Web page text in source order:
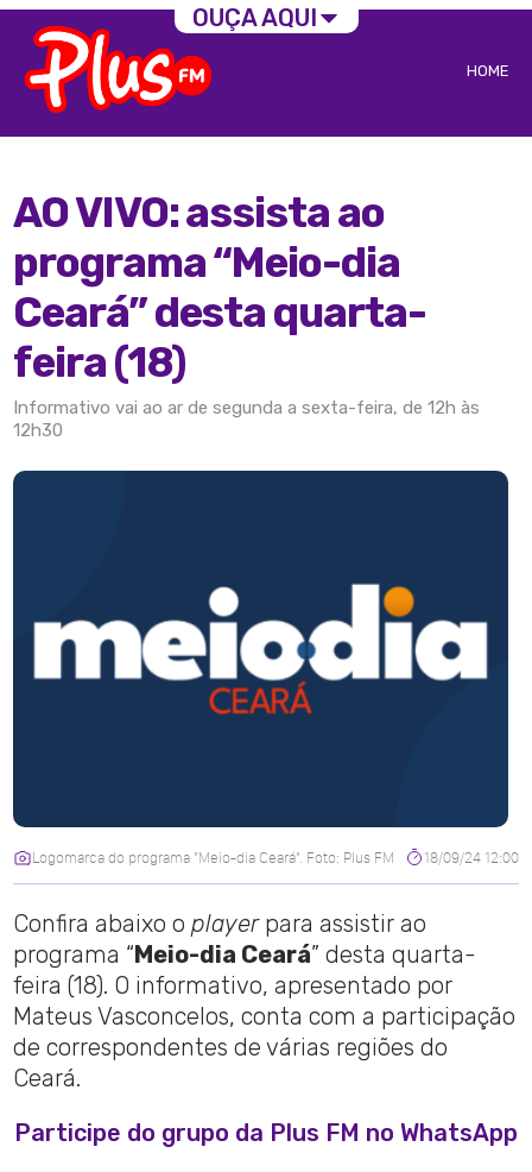
HOME
AO VIVO: assista ao
programa “Meio-dia
Ceará” desta quarta-
feira (18)
Informativo vai ao ar de segunda a sexta-feira, de 12h às
12h30
Logomarca do programa "Meio-dia Ceará". Foto: Plus FM 18/09/24 12:00
Confira abaixo oplayer para assistir ao
programa “ Meio-dia Ceará” desta quarta-
feira (18). O informativo, apresentado por
Mateus Vasconcelos, conta com a participação
de correspondentes de várias regiões do
Ceará.
Participe do grupo da Plus FM no WhatsApp
OUÇA AQUI